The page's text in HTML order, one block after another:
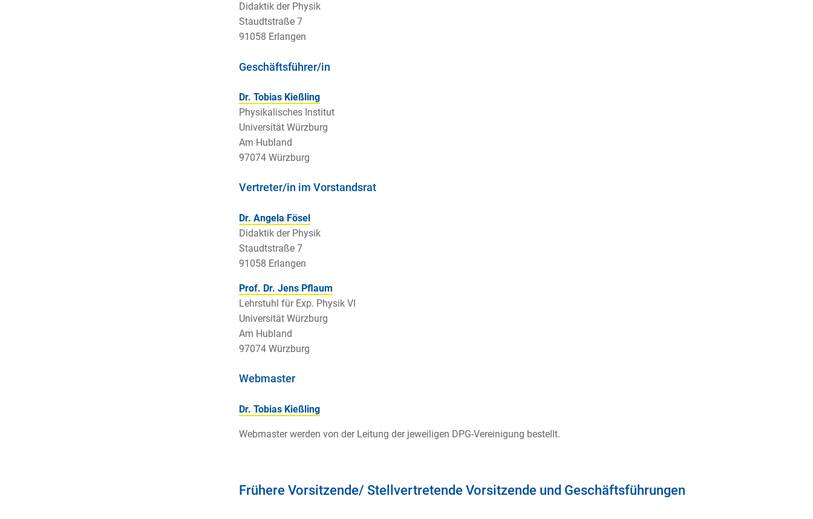
Didaktik der Physik
Staudtstraße 7
91058 Erlangen
Geschäftsführer/in
Dr. Tobias Kießling
Physikalisches Institut
Universität Würzburg
Am Hubland
97074 Würzburg
Vertreter/in im Vorstandsrat
Dr. Angela Fösel
Didaktik der Physik
Staudtstraße 7
91058 Erlangen
Prof. Dr. Jens Pflaum
Lehrstuhl für Exp. Physik VI
Universität Würzburg
Am Hubland
97074 Würzburg
Webmaster
Dr. Tobias Kießling
Webmaster werden von der Leitung der jeweiligen DPG-Vereinigung bestellt.
Frühere Vorsitzende/ Stellvertretende Vorsitzende und Geschäftsführungen